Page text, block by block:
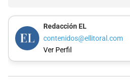
Redacción EL
contenidos@ellitoral.com
Ver Perfil